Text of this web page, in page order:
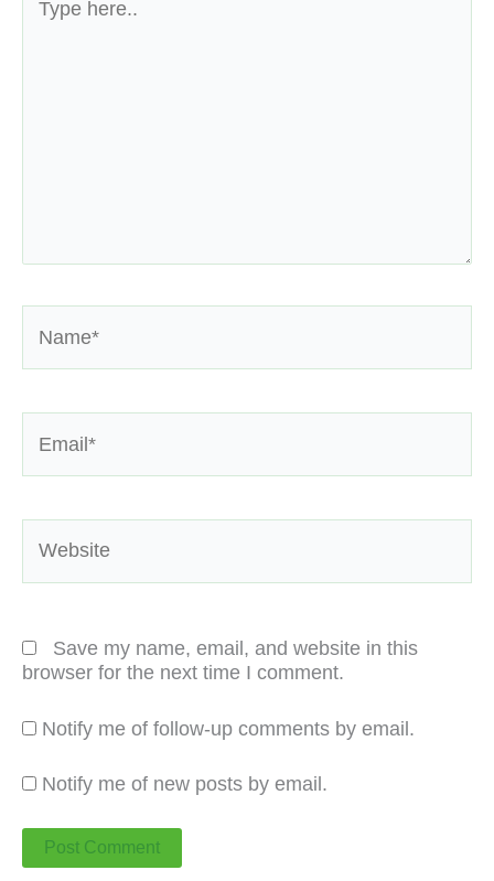
here..
Save my name, email, and website in this
browser for the next time I comment.
Notify me of follow-up comments by email.
Notify me of new posts by email.